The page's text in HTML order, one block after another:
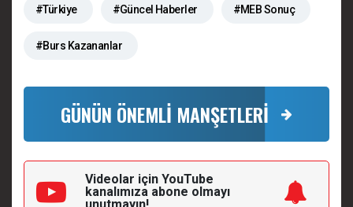
#Türkiye #Güncel Haberler #MEB Sonuç
#Burs Kazananlar
GÜNÜN ÖNEMLİ MANŞETLERİ
Videolar için YouTube
kanalımıza abone olmayı